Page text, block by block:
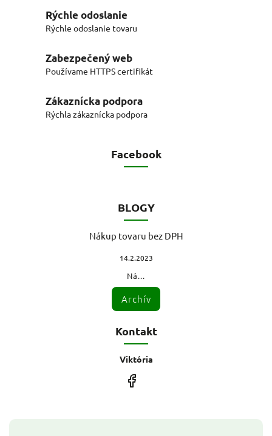
Rýchle odoslanie
Rýchle odoslanie tovaru
Zabezpečený web
Používame HTTPS certifikát
Zákaznícka podpora
Rýchla zákaznícka podpora
Facebook
BLOGY
Nákup tovaru bez DPH
14.2.2023
Ná...
Archív
Kontakt
Viktória